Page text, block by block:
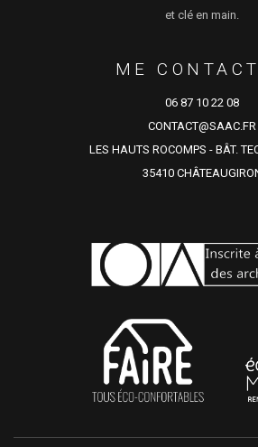
et clé en main.
ME
06 87 10 22 08
CONTACT@SAAC.FR
LES HAUTS ROCOMPS - BÂT.
35410